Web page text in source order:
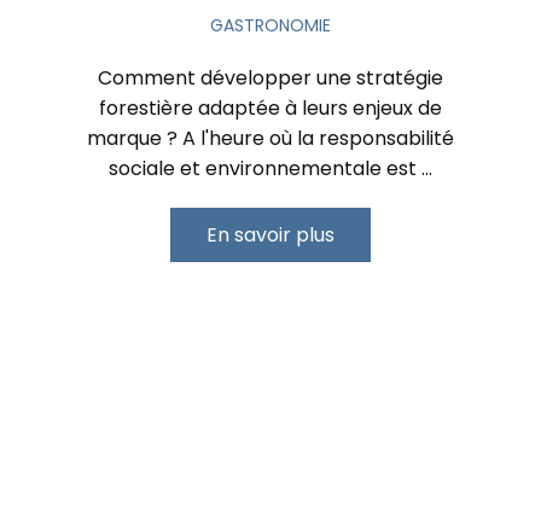
GASTRONOMIE
Comment développer une stratégie
forestière adaptée à leurs enjeux de
marque ? A l'heure où la responsabilité
sociale et environnementale est …
En savoir plus